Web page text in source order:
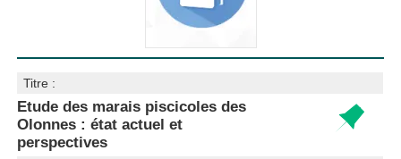
Titre :
Etude des marais piscicoles des
Olonnes : état actuel et
perspectives